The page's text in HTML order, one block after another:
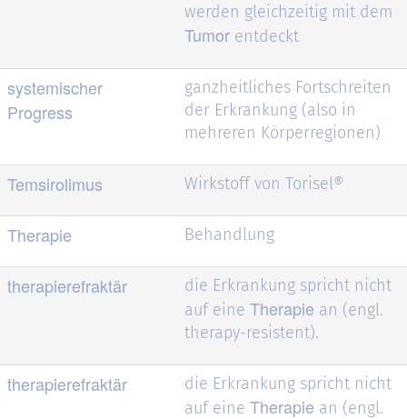
werden gleichzeitig mit dem
Tumor entdeckt
systemischer
Progress
ganzheitliches Fortschreiten
der Erkrankung (also in
mehreren Körperregionen)
Temsirolimus Wirkstoff von Torisel®
Therapie Behandlung
therapierefraktär
die Erkrankung spricht nicht
auf eine Therapie an (engl.
therapy-resistent).
therapierefraktär
die Erkrankung spricht nicht
auf eine Therapie an (engl.